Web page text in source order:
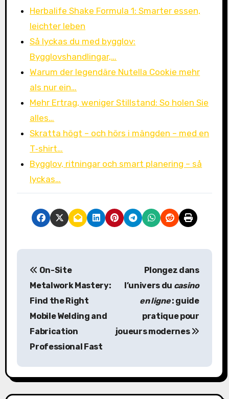
Herbalife Shake Formula 1: Smarter essen,
leichter leben
Så lyckas du med bygglov:
Bygglovshandlingar,…
Warum der legendäre Nutella Cookie mehr
als nur ein…
Mehr Ertrag, weniger Stillstand: So holen Sie
alles…
Skratta högt – och hörs i mängden – med en
T‑shirt…
Bygglov, ritningar och smart planering – så
lyckas…
P
a
v
On-Site
Metalwork Mastery:
Find the Right
Mobile Welding and
Fabrication
Professional Fast
Plongez dans
l’univers du casino
en ligne: guide
pratique pour
joueurs modernes